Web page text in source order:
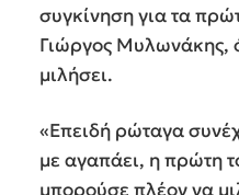
συγκίνηση για τα
Γιώργος Μυλωνάκης,
μιλήσει.
«Επειδή ρώταγα
με αγαπάει, η πρώτη
μπορούσε πλέον να